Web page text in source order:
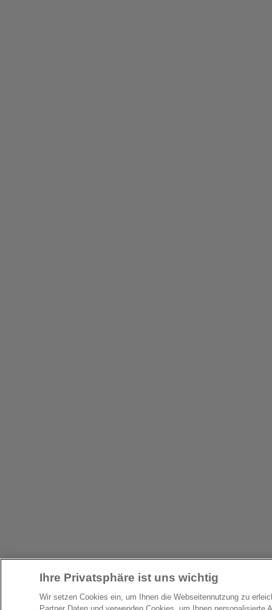
Ihre Privatsphäre ist uns wichtig
Wir setzen Cookies ein, um Ihnen die Webseitennutzung zu